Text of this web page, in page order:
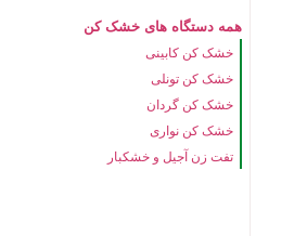
همه دستگاه های خشک کن
خشک کن کابینی
خشک کن تونلی
خشک کن گردان
خشک کن نواری
تفت زن آجیل و خشکبار